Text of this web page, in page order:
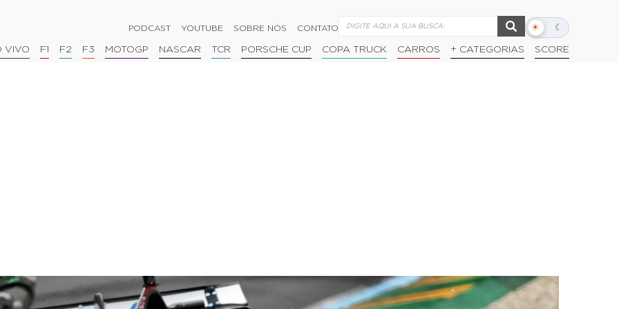
PODCAST YOUTUBE SOBRE NÓS CONTATO ☀ ☾
Alternar
escuro
VIVO F1 F2 F3 MOTOGP NASCAR TCR PORSCHE CUP COPA TRUCK CARROS + CATEGORIAS SCORE